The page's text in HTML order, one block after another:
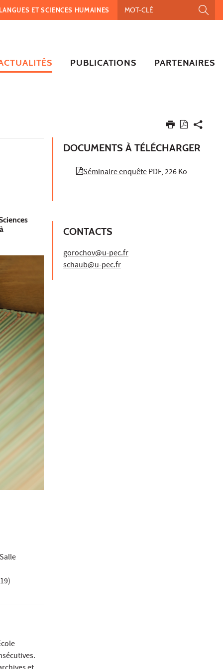
ET SCIENCES HUMAINES
PUBLICATIONS PARTENAIRES
DOCUMENTS À TÉLÉCHARGER
Séminaire enquêtePDF, 226 Ko
CONTACTS
gorochov@u-pec.fr
schaub@u-pec.fr